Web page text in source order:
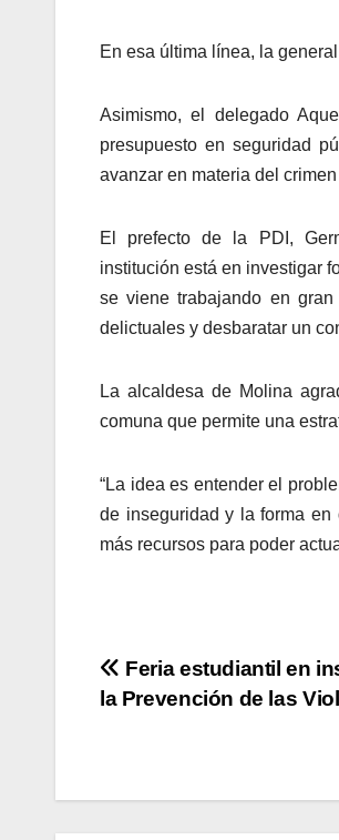
En esa última línea, la
Asimismo, el delegado
presupuesto en seguridad
avanzar en materia del
El prefecto de la PDI,
institución está en investigar
se viene trabajando en
delictuales y desbaratar un
La alcaldesa de Molina
comuna que permite una
“La idea es entender el
de inseguridad y la forma
más recursos para poder
Navegación
Feria estudiantil en
la Prevención de las